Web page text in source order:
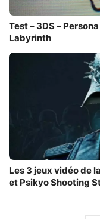
Test – 3DS –
Labyrinth
Les 3 jeux vidéo de
et Psikyo Shooting